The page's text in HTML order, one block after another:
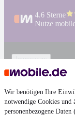
Wir benötigen Ihre
notwendige Cookies und
personenbezogene
4.6 Sterne
Nutze
Impressum
AGB
Datenschutz